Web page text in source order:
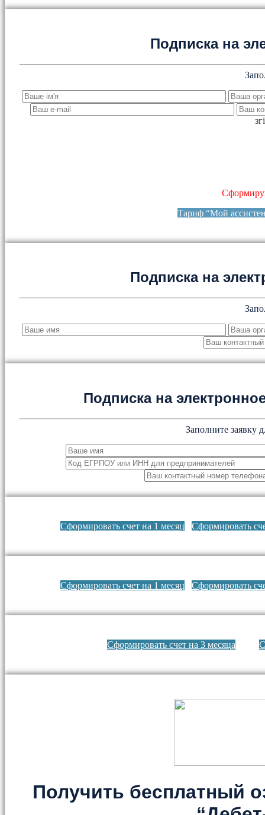
Подписка на
Тариф “Мой
Подписка на
Подписка на
Заполните заявку
Сформировать счет на 1 месяц Сформировать
Сформировать счет на 1 месяц Сформировать
Сформировать счет на 3 месяца
Получить бесплатный